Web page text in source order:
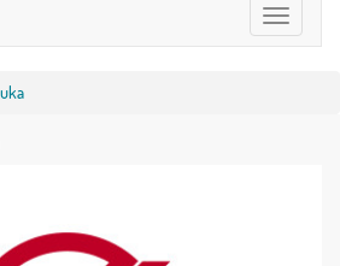
Toggle
navigation